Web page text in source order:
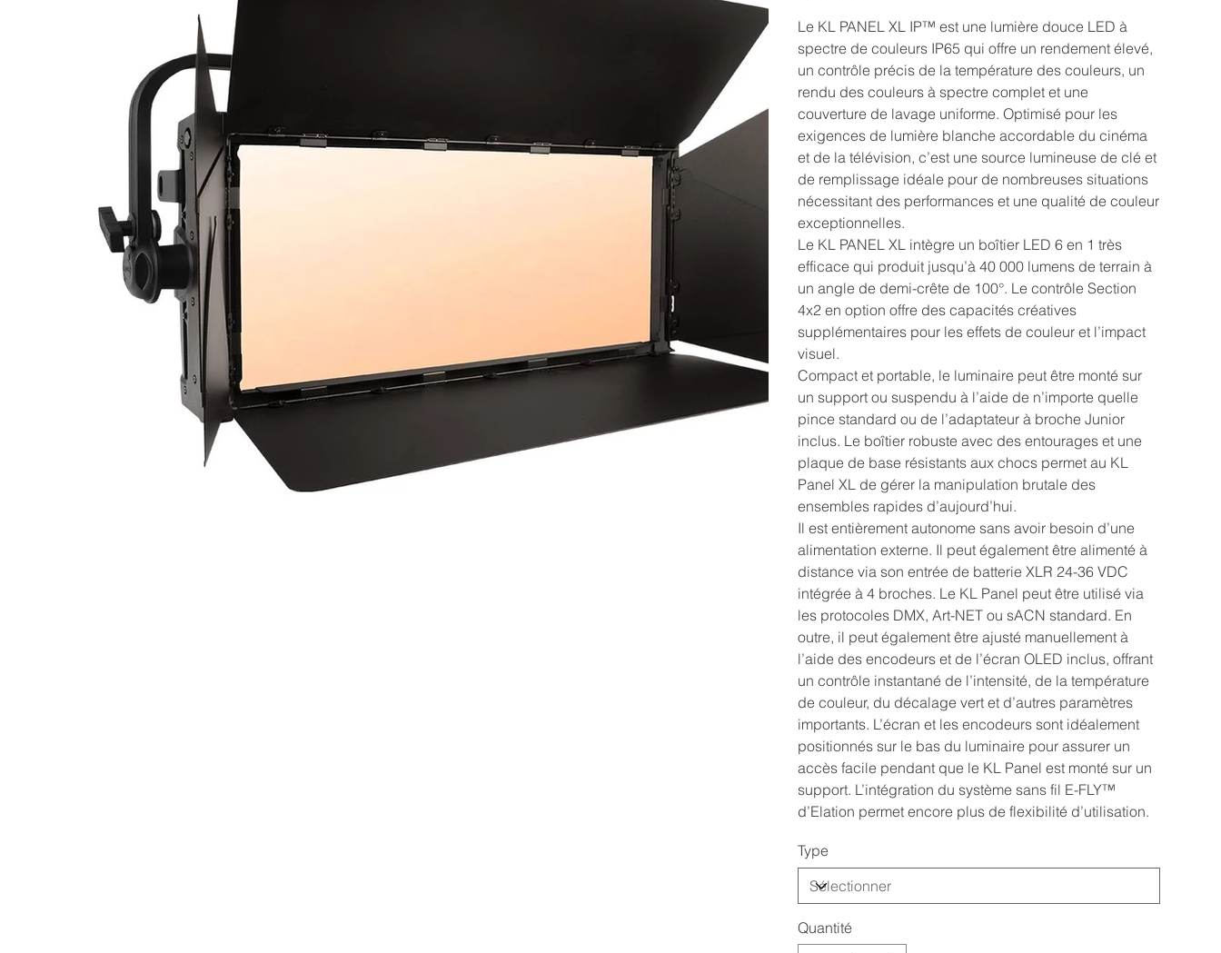
Le KL PANEL XL IP™ est une lumière douce LED à
spectre de couleurs IP65 qui offre un rendement élevé,
un contrôle précis de la température des couleurs, un
rendu des couleurs à spectre complet et une
couverture de lavage uniforme. Optimisé pour les
exigences de lumière blanche accordable du cinéma
et de la télévision, c’est une source lumineuse de clé et
de remplissage idéale pour de nombreuses situations
nécessitant des performances et une qualité de couleur
exceptionnelles.
Le KL PANEL XL intègre un boîtier LED 6 en 1 très
efficace qui produit jusqu’à 40 000 lumens de terrain à
un angle de demi-crête de 100°. Le contrôle Section
4x2 en option offre des capacités créatives
supplémentaires pour les effets de couleur et l’impact
visuel.
Compact et portable, le luminaire peut être monté sur
un support ou suspendu à l’aide de n’importe quelle
pince standard ou de l’adaptateur à broche Junior
inclus. Le boîtier robuste avec des entourages et une
plaque de base résistants aux chocs permet au KL
Panel XL de gérer la manipulation brutale des
ensembles rapides d’aujourd’hui.
Il est entièrement autonome sans avoir besoin d’une
alimentation externe. Il peut également être alimenté à
distance via son entrée de batterie XLR 24-36 VDC
intégrée à 4 broches. Le KL Panel peut être utilisé via
les protocoles DMX, Art-NET ou sACN standard. En
outre, il peut également être ajusté manuellement à
l’aide des encodeurs et de l’écran OLED inclus, offrant
un contrôle instantané de l’intensité, de la température
de couleur, du décalage vert et d’autres paramètres
importants. L’écran et les encodeurs sont idéalement
positionnés sur le bas du luminaire pour assurer un
accès facile pendant que le KL Panel est monté sur un
support. L’intégration du système sans fil E-FLY™
d’Elation permet encore plus de flexibilité d’utilisation.
Type
Quantité